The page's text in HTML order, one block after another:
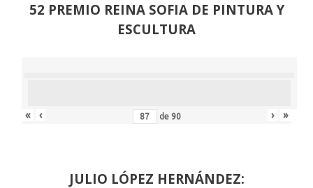
52 PREMIO REINA SOFIA DE PINTURA Y
ESCULTURA
« ‹ de 90 › »
JULIO LÓPEZ HERNÁNDEZ: